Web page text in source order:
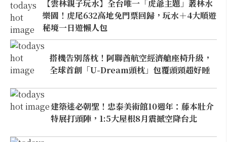
【雲林親子玩水】全台唯一「虎爺主題」叢林水
樂園！虎尾632高地免門票回歸，玩水＋4大順遊
秘境一日遊懶人包
搭機告別落枕！阿聯酋航空經濟艙座椅升級，
全球首創「U-Dream頭枕」包覆頭頸超好睡
建築迷必朝聖！忠泰美術館10週年：藤本壯介
特展打頭陣，1:5大屋根8月震撼空降台北